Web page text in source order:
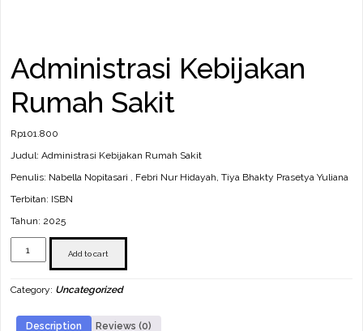
Administrasi Kebijakan
Rumah Sakit
Rp101.800
Judul: Administrasi Kebijakan Rumah Sakit
Penulis: Nabella Nopitasari , Febri Nur Hidayah, Tiya Bhakty Prasetya Yuliana
Terbitan: ISBN
Tahun: 2025
Administrasi
Kebijakan
quantity
Add to cart
Category: Uncategorized
Description Reviews (0)